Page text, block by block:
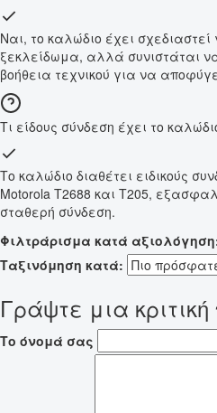
Ναι, το καλώδιο έχει σχεδιαστεί
ξεκλείδωμα, αλλά συνιστάται
βοήθεια τεχνικού για να
Τι είδους σύνδεση έχει το
Το καλώδιο διαθέτει ειδικούς
Motorola T2688 και T205,
σταθερή σύνδεση.
Φιλτράρισμα κατά
Ταξινόμηση κατά:
Γράψτε μια
Το όνομά σας